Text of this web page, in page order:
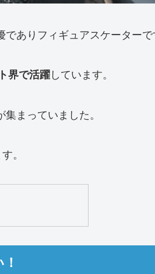
ありフィギュアスケーターで
界で活躍しています。
集まっていました。
。